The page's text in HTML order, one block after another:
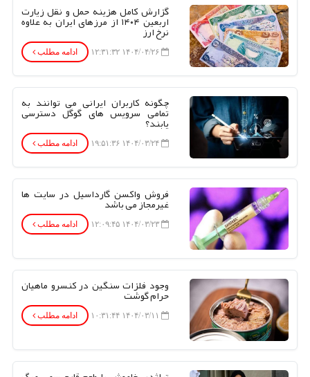
گزارش کامل هزینه حمل و نقل زیارت
اربعین ۱۴۰۴ از مرزهای ایران به علاوه
نرخ ارز
۱۴۰۴/۰۴/۲۶ ۱۲:۳۱:۳۲ ادامه مطلب
چگونه کاربران ایرانی می توانند به
تمامی سرویس های گوگل دسترسی
یابند؟
۱۴۰۴/۰۳/۲۴ ۱۹:۵۱:۳۶ ادامه مطلب
فروش واکسن گارداسیل در سایت ها
غیرمجاز می باشد
۱۴۰۴/۰۳/۲۳ ۱۲:۰۹:۴۵ ادامه مطلب
وجود فلزات سنگین در کنسرو ماهیان
حرام گوشت
ادامه مطلب